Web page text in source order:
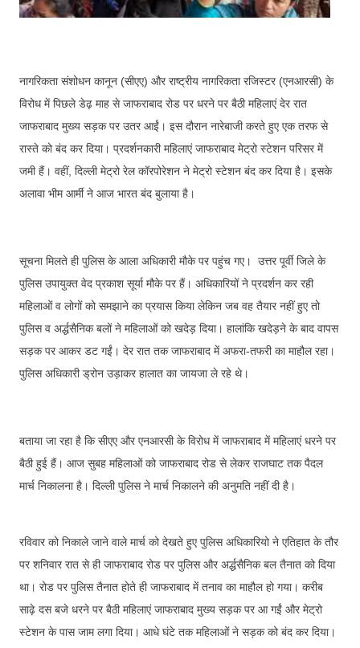
नागरिकता संशोधन कानून (सीएए) और राष्ट्रीय नागरिकता रजिस्टर (एनआरसी) के
विरोध में पिछले डेढ़ माह से जाफराबाद रोड पर धरने पर बैठी महिलाएं देर रात
जाफराबाद मुख्य सड़क पर उतर आईं। इस दौरान नारेबाजी करते हुए एक तरफ से
रास्ते को बंद कर दिया। प्रदर्शनकारी महिलाएं जाफराबाद मेट्रो स्टेशन परिसर में
जमी हैं। वहीं, दिल्ली मेट्रो रेल कॉरपोरेशन ने मेट्रो स्टेशन बंद कर दिया है। इसके
अलावा भीम आर्मी ने आज भारत बंद बुलाया है।
सूचना मिलते ही पुलिस के आला अधिकारी मौके पर पहुंच गए। उत्तर पूर्वी जिले के
पुलिस उपायुक्त वेद प्रकाश सूर्या मौके पर हैं। अधिकारियों ने प्रदर्शन कर रही
महिलाओं व लोगों को समझाने का प्रयास किया लेकिन जब वह तैयार नहीं हुए तो
पुलिस व अर्द्धसैनिक बलों ने महिलाओं को खदेड़ दिया। हालांकि खदेड़ने के बाद वापस
सड़क पर आकर डट गईं। देर रात तक जाफराबाद में अफरा-तफरी का माहौल रहा।
पुलिस अधिकारी ड्रोन उड़ाकर हालात का जायजा ले रहे थे।
बताया जा रहा है कि सीएए और एनआरसी के विरोध में जाफराबाद में महिलाएं धरने पर
बैठी हुई हैं। आज सुबह महिलाओं को जाफराबाद रोड से लेकर राजघाट तक पैदल
मार्च निकालना है। दिल्ली पुलिस ने मार्च निकालने की अनुमति नहीं दी है।
रविवार को निकाले जाने वाले मार्च को देखते हुए पुलिस अधिकारियो ने एतिहात के तौर
पर शनिवार रात से ही जाफराबाद रोड पर पुलिस और अर्द्धसैनिक बल तैनात को दिया
था। रोड पर पुलिस तैनात होते ही जाफराबाद में तनाव का माहौल हो गया। करीब
साढ़े दस बजे धरने पर बैठी महिलाएं जाफराबाद मुख्य सड़क पर आ गईं और मेट्रो
स्टेशन के पास जाम लगा दिया। आधे घंटे तक महिलाओं ने सड़क को बंद कर दिया।